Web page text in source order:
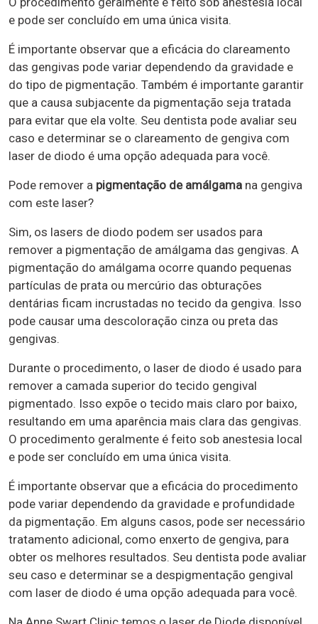
e pode ser concluído em uma única visita.
É importante observar que a eficácia do clareamento
das gengivas pode variar dependendo da gravidade e
do tipo de pigmentação. Também é importante garantir
que a causa subjacente da pigmentação seja tratada
para evitar que ela volte. Seu dentista pode avaliar seu
caso e determinar se o clareamento de gengiva com
laser de diodo é uma opção adequada para você.
Pode remover a pigmentação de amálgama na gengiva
com este laser?
Sim, os lasers de diodo podem ser usados ​​para
remover a pigmentação de amálgama das gengivas. A
pigmentação do amálgama ocorre quando pequenas
partículas de prata ou mercúrio das obturações
dentárias ficam incrustadas no tecido da gengiva. Isso
pode causar uma descoloração cinza ou preta das
gengivas.
Durante o procedimento, o laser de diodo é usado para
remover a camada superior do tecido gengival
pigmentado. Isso expõe o tecido mais claro por baixo,
resultando em uma aparência mais clara das gengivas.
O procedimento geralmente é feito sob anestesia local
e pode ser concluído em uma única visita.
É importante observar que a eficácia do procedimento
pode variar dependendo da gravidade e profundidade
da pigmentação. Em alguns casos, pode ser necessário
tratamento adicional, como enxerto de gengiva, para
obter os melhores resultados. Seu dentista pode avaliar
seu caso e determinar se a despigmentação gengival
com laser de diodo é uma opção adequada para você.